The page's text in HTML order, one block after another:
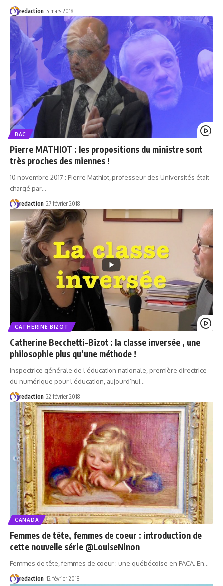
redaction 5 mars 2018
BAC
Pierre MATHIOT : les propositions du ministre sont
très proches des miennes !
10 novembre 2017 : Pierre Mathiot, professeur des Universités était
chargé par…
redaction 27 février 2018
CATHERINE BIZOT
Catherine Becchetti-Bizot : la classe inversée , une
philosophie plus qu’une méthode !
Inspectrice générale de l’éducation nationale, première directrice
du numérique pour l’éducation, aujourd’hui…
redaction 22 février 2018
CANADA
Femmes de tête, femmes de coeur : introduction de
cette nouvelle série @LouiseNinon
Femmes de tête, femmes de coeur : une québécoise en PACA. En…
redaction 12 février 2018